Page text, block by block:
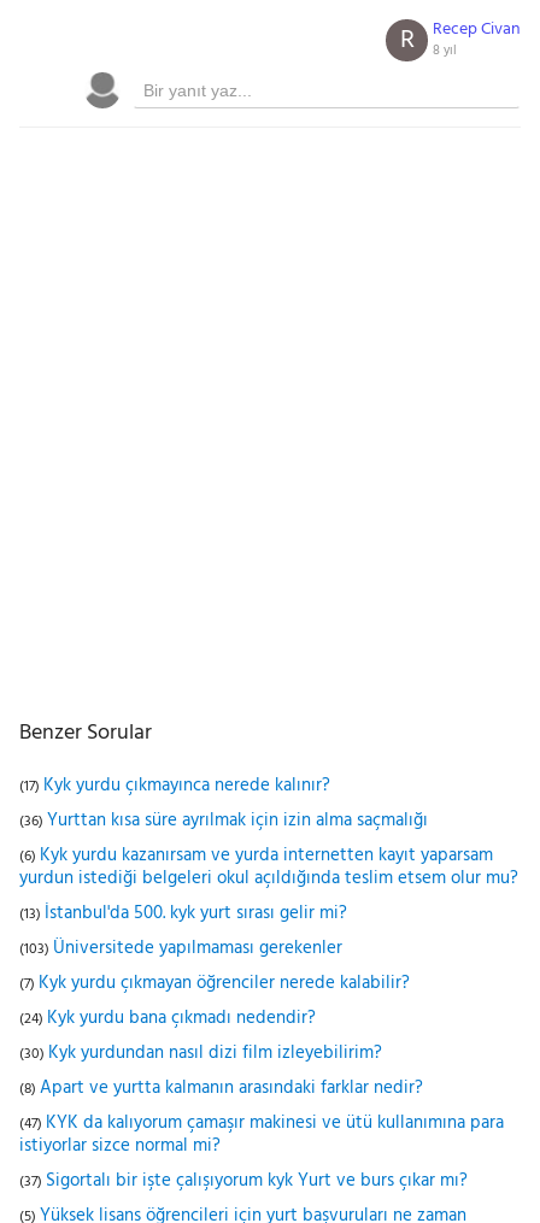
Recep Civan
8 yıl
R
Benzer Sorular
(17) Kyk yurdu çıkmayınca nerede kalınır?
(36) Yurttan kısa süre ayrılmak için izin alma saçmalığı
(6) Kyk yurdu kazanırsam ve yurda internetten kayıt yaparsam
yurdun istediği belgeleri okul açıldığında teslim etsem olur mu?
(13) İstanbul'da 500. kyk yurt sırası gelir mi?
(103) Üniversitede yapılmaması gerekenler
(7) Kyk yurdu çıkmayan öğrenciler nerede kalabilir?
(24) Kyk yurdu bana çıkmadı nedendir?
(30) Kyk yurdundan nasıl dizi film izleyebilirim?
(8) Apart ve yurtta kalmanın arasındaki farklar nedir?
(47) KYK da kalıyorum çamaşır makinesi ve ütü kullanımına para
istiyorlar sizce normal mi?
(37) Sigortalı bir işte çalışıyorum kyk Yurt ve burs çıkar mı?
(5) Yüksek lisans öğrencileri için yurt başvuruları ne zaman